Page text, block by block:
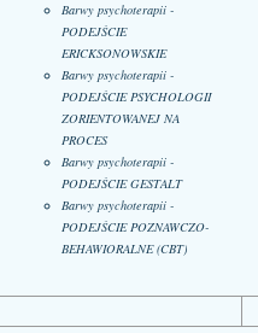
Barwy psychoterapii -
PODEJŚCIE
ERICKSONOWSKIE
Barwy psychoterapii -
PODEJŚCIE PSYCHOLOGII
ZORIENTOWANEJ NA
PROCES
Barwy psychoterapii -
PODEJŚCIE GESTALT
Barwy psychoterapii -
PODEJŚCIE POZNAWCZO-
BEHAWIORALNE (CBT)